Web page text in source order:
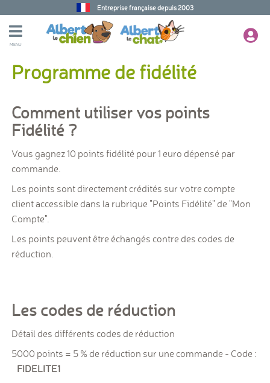
Entreprise française depuis 2003
MENU
Programme de fidélité
Comment utiliser vos points
Fidélité ?
Vous gagnez 10 points fidélité pour 1 euro dépensé par
commande.
Les points sont directement crédités sur votre compte
client accessible dans la rubrique "Points Fidélité" de "Mon
Compte".
Les points peuvent être échangés contre des codes de
réduction.
Les codes de réduction
Détail des différents codes de réduction
5000 points = 5 % de réduction sur une commande - Code :
FIDELITE1